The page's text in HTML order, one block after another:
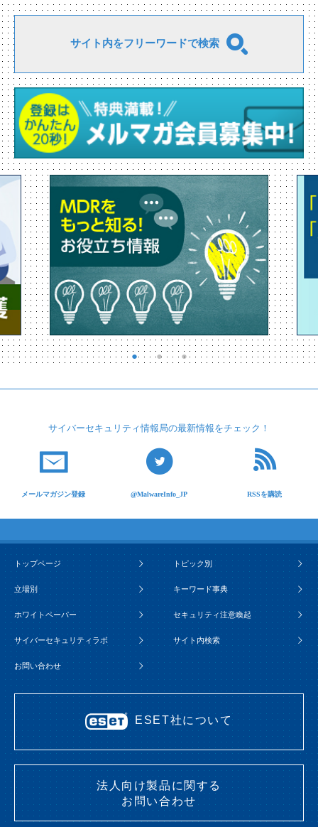
サイト内をフリーワードで検索
サイバーセキュリティ情報局の最新情報をチェック！
メールマガジン登録 @MalwareInfo_JP RSSを購読
トップページ トピック別
立場別 キーワード事典
ホワイトペーパー セキュリティ注意喚起
サイバーセキュリティラボ サイト内検索
お問い合わせ
ESET社について
法人向け製品に関する
お問い合わせ